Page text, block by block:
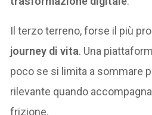
Il terzo terreno, forse il più
journey di vita. Una
poco se si limita a sommare
rilevante quando
frizione.